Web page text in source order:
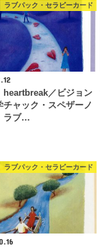
ラブパック・セラピーカード
／ビジョン
チャック・スペザーノ
ブ…
ラブパック・セラピーカード